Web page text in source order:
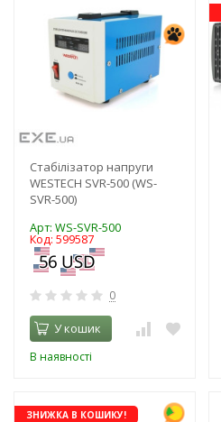
Стабілізатор напруги
WESTECH SVR-500 (WS-
SVR-500)
Арт: WS-SVR-500
Код: 599587
0
У кошик
В наявності
ЗНИЖКА В КОШИКУ!